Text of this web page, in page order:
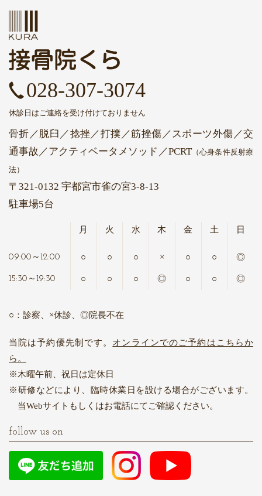
028-307-3074
休診日はご連絡を受け付けておりません
骨折／脱臼／捻挫／打撲／筋挫傷／スポーツ外傷／交
通事故 ／アクティベータメソッド ／PCRT（心身条件反射療
法）
〒321-0132 宇都宮市雀の宮3-8-13
駐車場5台
09:00～12:00
15:30～19:30
月
○
○
火
○
○
水
○
○
木
×
◎
金
○
○
土
○
○
日
◎
◎
○：診察、×休診、◎院長不在
当院は予約優先制です。 オンラインでのご予約はこちらか
ら。
木曜午前、祝日は定休日
研修などにより、臨時休業日を設ける場合がございます。
当Webサイトもしくはお電話にてご確認ください。
follow us on